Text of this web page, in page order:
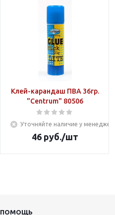
Клей-карандаш ПВА 36гр.
"Centrum" 80506
Уточняйте наличие у менеджера
46руб./шт
ПОМОЩЬ